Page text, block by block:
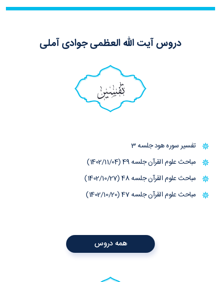
دروس آیت الله العظمی جوادی آملی
تفسیر
تفسیر سوره هود جلسه 3
مباحث علوم القرآن جلسه 49 (1402/11/04)
مباحث علوم القرآن جلسه 48 (1402/10/27)
مباحث علوم القرآن جلسه 47 (1402/10/20)
همه دروس